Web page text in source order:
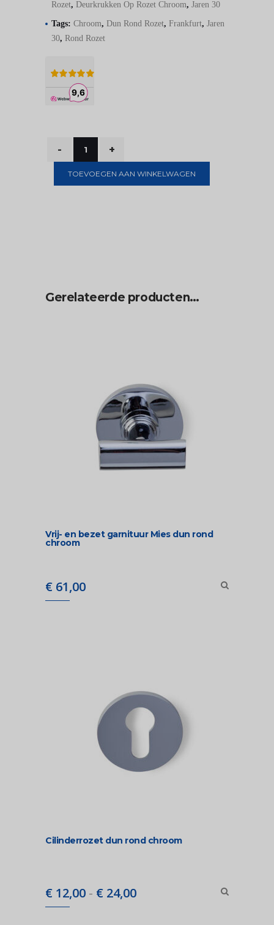
Rozet, Deurkrukken Op Rozet Chroom, Jaren 30
Tags: Chroom, Dun Rond Rozet, Frankfurt, Jaren
30, Rond Rozet
TOEVOEGEN AAN WINKELWAGEN
Gerelateerde producten…
Vrij- en bezet garnituur Mies dun rond
chroom
€ 61,00
Cilinderrozet dun rond chroom
€ 12,00 - € 24,00Prijsklasse: